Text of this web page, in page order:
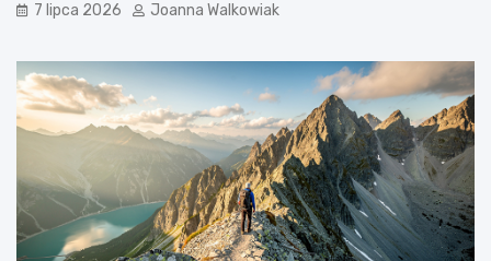
7 lipca 2026 Joanna Walkowiak